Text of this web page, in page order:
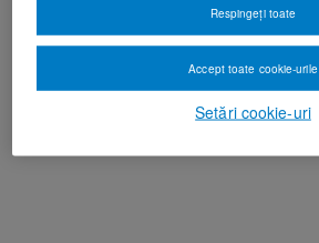
Setări cookie-uri
Respingeți toate
Accept toate cookie-urile